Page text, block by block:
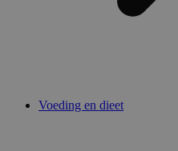
Voeding en dieet